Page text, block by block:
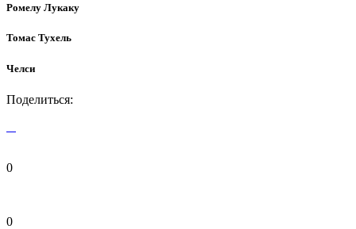
Ромелу Лукаку
Томас Тухель
Челси
Поделиться:
0
0